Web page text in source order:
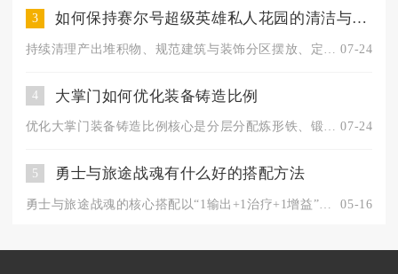
3 如何保持赛尔号超级英雄私人花园的清洁与整齐
07-24
4 大掌门如何优化装备铸造比例
优化大掌门装备铸造比例核心是分层分配炼形铁、锻意钢、淬精金三... 07-24
5 勇士与旅途战魂有什么好的搭配方法
05-16